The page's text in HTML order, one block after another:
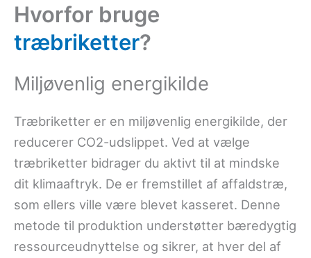
Hvorfor bruge
træbriketter?
Miljøvenlig energikilde
Træbriketter er en miljøvenlig energikilde, der
reducerer CO2-udslippet. Ved at vælge
træbriketter bidrager du aktivt til at mindske
dit klimaaftryk. De er fremstillet af affaldstræ,
som ellers ville være blevet kasseret. Denne
metode til produktion understøtter bæredygtig
ressourceudnyttelse og sikrer, at hver del af